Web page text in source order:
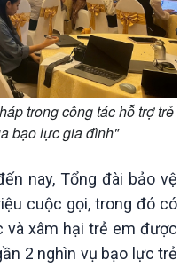
Bản tin
Chuyên mục
Theo dòng Thời sự
trong công tác hỗ trợ trẻ
bạo lực gia đình"
nay, Tổng đài bảo vệ
cuộc gọi, trong đó có
và xâm hại trẻ em được
2 nghìn vụ bạo lực trẻ